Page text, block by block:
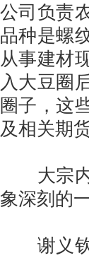
公司负责
品种是螺
从事建材
入大豆圈
圈子，这
及相关期
大宗内
象深刻的
谢义钦